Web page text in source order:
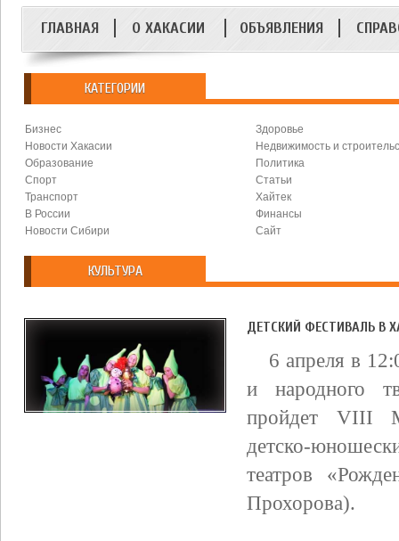
ГЛАВНАЯ О ХАКАСИИ ОБЪЯВЛЕНИЯ
КАТЕГОРИИ
Бизнес
Здоровье
Новости Хакасии
Недвижимость и
Образование
Политика
Спорт
Статьи
Транспорт
Хайтек
В России
Финансы
Новости Сибири
Сайт
КУЛЬТУРА
ДЕТСКИЙ ФЕСТИВАЛЬ В
6 апреля в
и народного
пройдет VIII
детско-
театров
Прохорова).